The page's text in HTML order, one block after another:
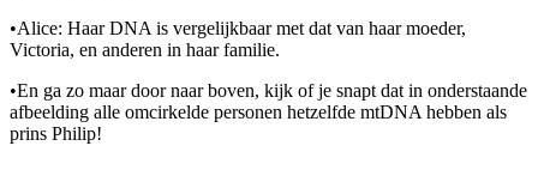
•Alice: Haar DNA is vergelijkbaar met dat van haar moeder,
Victoria, en anderen in haar familie.
•En ga zo maar door naar boven, kijk of je snapt dat in onderstaande
afbeelding alle omcirkelde personen hetzelfde mtDNA hebben als
prins Philip!